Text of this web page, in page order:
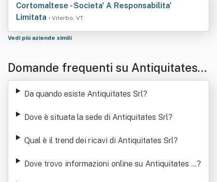
Cortomaltese - Societa' A Responsabilita'
Limitata • Viterbo, VT
Vedi più aziende simili
Domande frequenti su Antiquitates S
rl
Da quando esiste Antiquitates Srl?
Dove è situata la sede di Antiquitates Srl?
Qual è il trend dei ricavi di Antiquitates Srl?
Dove trovo informazioni online su Antiquitates S?